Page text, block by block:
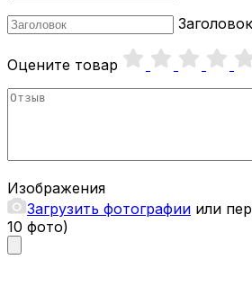
Заголовок
Оцените товар
Изображения
Загрузить фотографии или
10 фото)